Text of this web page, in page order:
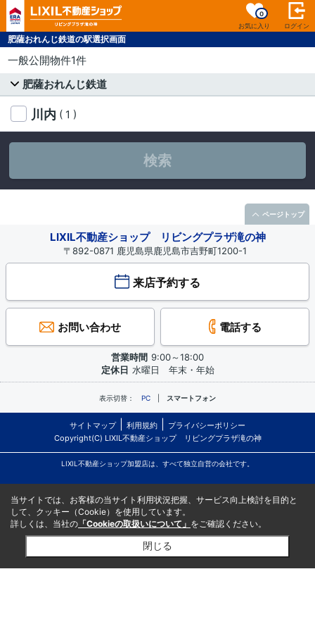
お気に入り
0
ログイン
肥薩おれんじ鉄道の駅選択画面
一般公開物件1件
肥薩おれんじ鉄道
川内 ( 1 )
検索
LIXIL不動産ショップ リビングプラザ滝の神
〒892-0871 鹿児島県鹿児島市吉野町1200-1
来店予約する
お問い合わせ 電話する
営業時間 9:00～18:00
定休日 水曜日 年末・年始
表示切替： PC スマートフォン
サイトマップ 利用規約
プライバシーポリシー
Copyright(C) LIXIL不動産ショップ リビングプラザ滝の神
LIXIL不動産ショップ加盟店は、すべて独立自営の会社です。
ページトップ
当サイトでは、お客様の当サイト利用状況把握、サービス向上検討を目的と
して、クッキー（Cookie）を使用しています。
詳しくは、当社の 「Cookieの取扱いについて」 をご確認ください。
閉じる